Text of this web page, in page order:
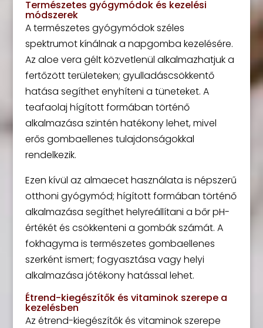
Természetes gyógymódok és kezelési
módszerek
A természetes gyógymódok széles
spektrumot kínálnak a napgomba kezelésére.
Az aloe vera gélt közvetlenül alkalmazhatjuk a
fertőzött területeken; gyulladáscsökkentő
hatása segíthet enyhíteni a tüneteket. A
teafaolaj hígított formában történő
alkalmazása szintén hatékony lehet, mivel
erős gombaellenes tulajdonságokkal
rendelkezik.
Ezen kívül az almaecet használata is népszerű
otthoni gyógymód; hígított formában történő
alkalmazása segíthet helyreállítani a bőr pH-
értékét és csökkenteni a gombák számát. A
fokhagyma is természetes gombaellenes
szerként ismert; fogyasztása vagy helyi
alkalmazása jótékony hatással lehet.
Étrend-kiegészítők és vitaminok szerepe a
kezelésben
Az étrend-kiegészítők és vitaminok szerepe